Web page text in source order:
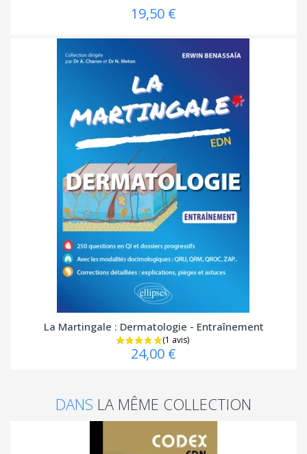
19,50 €
La Martingale : Dermatologie - Entraînement
24,00 €
DANS LA MÊME COLLECTION